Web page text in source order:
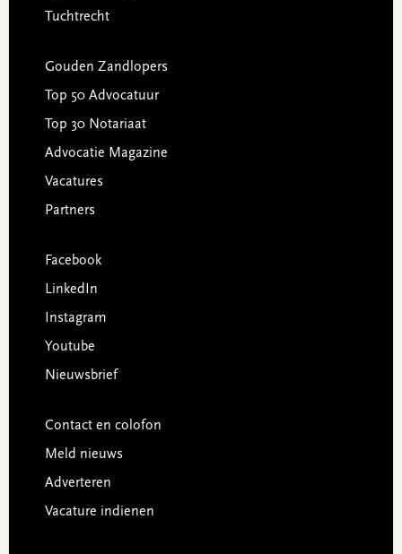
Tuchtrecht
Gouden Zandlopers
Top 50 Advocatuur
Top 30 Notariaat
Advocatie Magazine
Vacatures
Partners
Facebook
LinkedIn
Instagram
Youtube
Nieuwsbrief
Contact en colofon
Meld nieuws
Adverteren
Vacature indienen